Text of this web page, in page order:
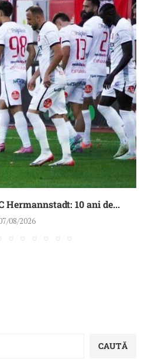
Hermannstadt: 10 ani de...
08/2026
CAUTĂ